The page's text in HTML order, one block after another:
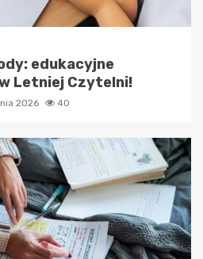
edukacyjne
Letniej Czytelni!
2026 40